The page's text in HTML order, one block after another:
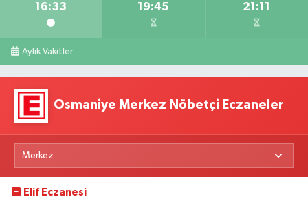
16:33 19:45 21:11
Aylık Vakitler
Osmaniye Merkez Nöbetçi Eczaneler
Elif Eczanesi